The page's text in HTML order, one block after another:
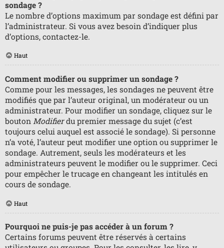
sondage ?
Le nombre d’options maximum par sondage est défini par
l’administrateur. Si vous avez besoin d’indiquer plus
d’options, contactez-le.
Haut
Comment modifier ou supprimer un sondage ?
Comme pour les messages, les sondages ne peuvent être
modifiés que par l’auteur original, un modérateur ou un
administrateur. Pour modifier un sondage, cliquez sur le
bouton Modifierdu premier message du sujet (c’est
toujours celui auquel est associé le sondage). Si personne
n’a voté, l’auteur peut modifier une option ou supprimer le
sondage. Autrement, seuls les modérateurs et les
administrateurs peuvent le modifier ou le supprimer. Ceci
pour empêcher le trucage en changeant les intitulés en
cours de sondage.
Haut
Pourquoi ne puis-je pas accéder à un forum ?
Certains forums peuvent être réservés à certains